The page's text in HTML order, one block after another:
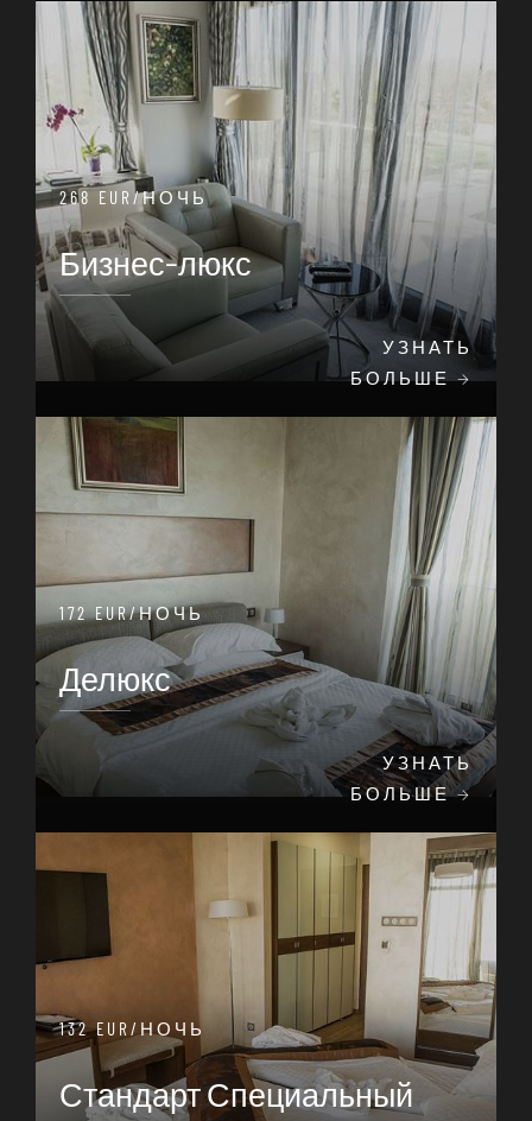
268 EUR/НОЧЬ
Бизнес-люкс
УЗНАТЬ
БОЛЬШЕ
172 EUR/НОЧЬ
Делюкс
УЗНАТЬ
БОЛЬШЕ
132 EUR/НОЧЬ
Стандарт Специальный